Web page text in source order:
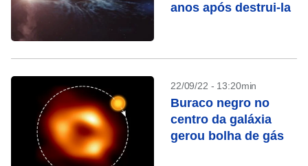
anos após destrui-la
22/09/22 - 13:20min
Buraco negro no
centro da galáxia
gerou bolha de gás